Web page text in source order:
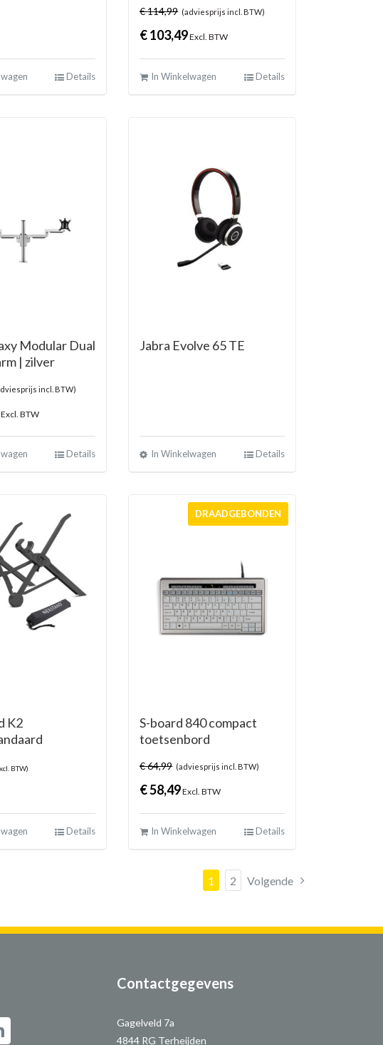
Details
€114,99 (adviesprijs incl. BTW)
€103,49Excl. BTW
In Winkelwagen Details
Modular Dual
| zilver
incl. BTW)
BTW
Details
Jabra Evolve 65 TE
In Winkelwagen Details
K2
BTW)
Details
S-board 840 compact
toetsenbord
DRAADGEBONDEN
€64,99 (adviesprijs incl. BTW)
€58,49Excl. BTW
In Winkelwagen Details
1 2 Volgende
Contactgegevens
Gagelveld 7a
4844 RG Terheijden